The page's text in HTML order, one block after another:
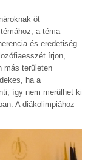
öt
a téma
és eredetiség.
írjon,
más területen
ha a
így nem merülhet ki
A diákolimpiához